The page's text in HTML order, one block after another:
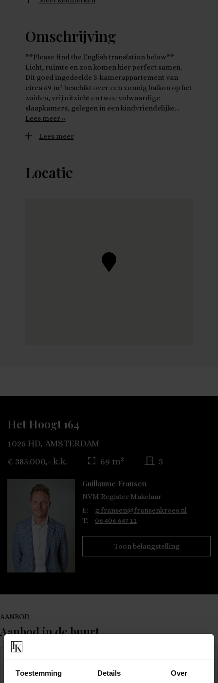
Toestemming Details Over
Omschrijving
**Please find the English translation below**
Licht, ruimte en zon komen hier perfect samen.
Dit goed ingedeelde 3-kamerappartement van
circa 69 m² beschikt over een zonnig balkon op het
zuiden, vrij uitzicht en twee volwaardige
slaapkamers, gelegen in een kindvriendelijke…
Lees meer »
Lees meer
Locatie
Het Hoogt 164
1025 HD, AMSTERDAM
€ 385.000,- k.k.
69 m2 3
Guillaume Fransen
NVM Register Makelaar
E:
g.fransen@fransenkroes.nl
T:
06 406 647 11
Toon belangstelling
AANBOD
Aanbod in de buurt